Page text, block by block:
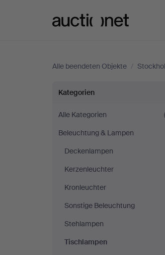
Alle beendeten Objekte /
Tischlampen
bei
Stockholms
Auktionsverk
Helsinki
Kategorien
Alle Kategorien
Beleuchtung & Lampen
Deckenlampen
Kerzenleuchter
Kronleuchter
Sonstige Beleuchtung
Stehlampen
Tischlampen